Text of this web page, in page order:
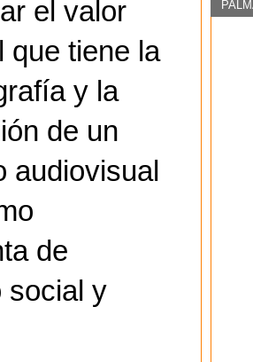
el valor
que tiene la
y la
de un
audiovisual
de
social y